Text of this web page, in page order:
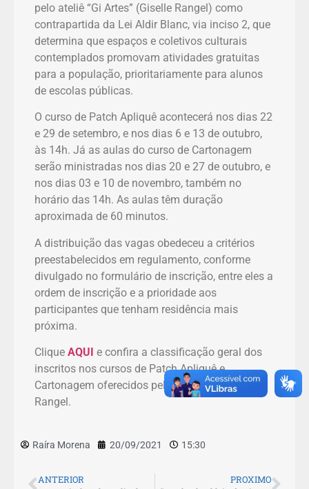
pelo ateliê “Gi Artes” (Giselle Rangel) como
contrapartida da Lei Aldir Blanc, via inciso 2, que
determina que espaços e coletivos culturais
contemplados promovam atividades gratuitas
para a população, prioritariamente para alunos
de escolas públicas.
O curso de Patch Apliquê acontecerá nos dias 22
e 29 de setembro, e nos dias 6 e 13 de outubro,
às 14h. Já as aulas do curso de Cartonagem
serão ministradas nos dias 20 e 27 de outubro, e
nos dias 03 e 10 de novembro, também no
horário das 14h. As aulas têm duração
aproximada de 60 minutos.
A distribuição das vagas obedeceu a critérios
preestabelecidos em regulamento, conforme
divulgado no formulário de inscrição, entre eles a
ordem de inscrição e a prioridade aos
participantes que tenham residência mais
próxima.
Clique AQUI e confira a classificação geral dos
inscritos nos cursos de Patch Apliquê e
Cartonagem oferecidos pelo espaço Giselle
Rangel.
Raíra Morena 20/09/2021 15:30
ANTERIOR PROXIMO